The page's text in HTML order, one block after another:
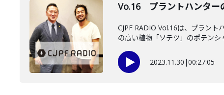
Vo.16 プラントハンター
CJPF RADIO Vol.16は、プラン
の高い植物「ソテツ」のポテンシ
2023.11.30 |00:27:05